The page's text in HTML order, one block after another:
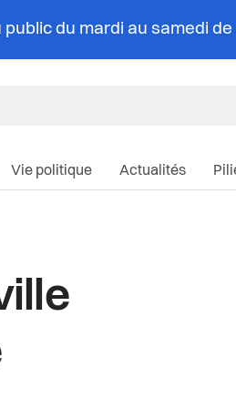
du mardi au samedi
Vie politique Actualités